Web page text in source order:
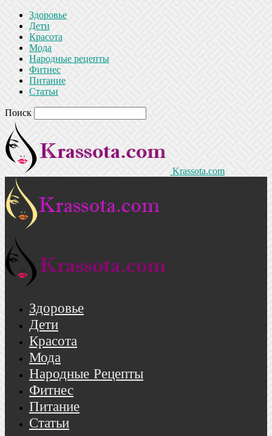
Здоровье
Дети
Красота
Мода
Народные рецепты
Фитнес
Питание
Статьи
Поиск
Krassota.com
Здоровье
Дети
Красота
Мода
Народные Рецепты
Фитнес
Питание
Статьи